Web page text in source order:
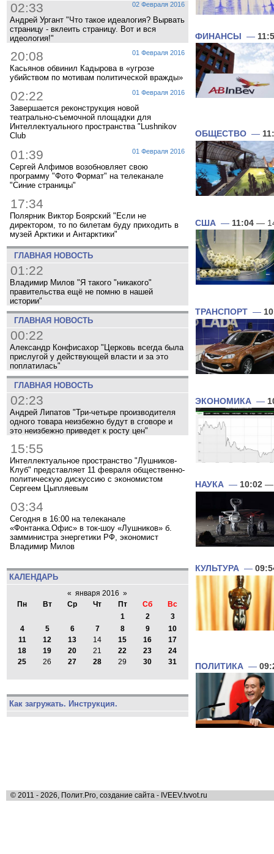
02 Февраля 2016
02:33
Андрей Ургант "Что такое идеалогия? Вырвать
страницу - вклеить страницу. Вот и вся
идеология!"
01 Февраля 2016
20:08
Касьянов обвинил Кадырова в «угрозе
убийством по мотивам политической вражды»
01 Февраля 2016
02:22
Завершается реконструкция новой
театрально-съемочной площадки для
Интеллектуального пространства "Lushnikov
Club
01 Февраля 2016
01:39
Сергей Алфимов возобновляет свою
программу "Фото Формат" на телеканале
"Синие страницы"
17:34
Полярник Виктор Боярский "Если не
директором, то по билетам буду приходить в
музей Арктики и Антарктики"
ГЛАВНАЯ НОВОСТЬ
01:22
Владимир Милов "Я такого "никакого"
правительства ещё не помню в нашей
истории"
ГЛАВНАЯ НОВОСТЬ
00:22
Александр Конфисахор "Церковь всегда была
прислугой у действующей власти и за это
поплатилась"
ГЛАВНАЯ НОВОСТЬ
02:23
Андрей Липатов "Три-четыре производителя
одного товара неизбежно будут в сговоре и
это неизбежно приведет к росту цен"
15:55
Интеллектуальное пространство "Лушников-
Клуб" представляет 11 февраля общественно-
политическую дискуссию с экономистом
Сергеем Цыпляевым
03:34
Сегодня в 16:00 на телеканале
«Фонтанка.Офис» в ток-шоу «Лушников» б.
замминистра энергетики РФ, экономист
Владимир Милов
КАЛЕНДАРЬ
« января 2016 »
Пн
Вт Ср Чт Пт Сб
Вс
1
2
3
4
5 6 7 8 9
10
11
12 13 14 15 16
17
18
19 20 21 22 23
24
25
26 27 28 29 30 31
Как загружать. Инструкция.
ФИНАНСЫ —
ОБЩЕСТВО —
США — 11:04 —
ТРАНСПОРТ —
ЭКОНОМИКА —
НАУКА — 10:02 —
КУЛЬТУРА —
ПОЛИТИКА —
© 2011 - 2026, Полит.Pro, создание сайта - IVEEV.tvvot.ru